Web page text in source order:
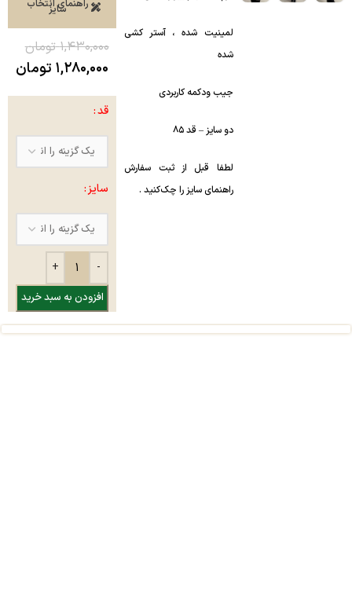
لمینیت شده ، آستر کشی
شده
جیب و‌دکمه کاربردی
دو سایز – قد ۸۵
لطفا قبل از ثبت سفارش
راهنمای سایز را چک‌کنید .
راهنمای انتخاب
سایز
۱,۴۳۰,۰۰۰ تومان
۱,۲۸۰,۰۰۰ تومان
قد
سایز
افزودن به سبد خرید